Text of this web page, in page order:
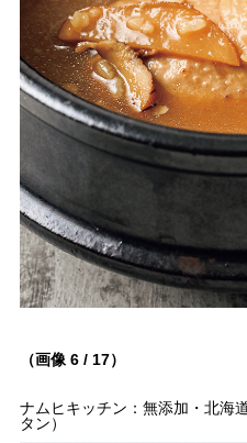
（画像 6 / 17）
ナムヒキッチン：無添加・北海
タン）